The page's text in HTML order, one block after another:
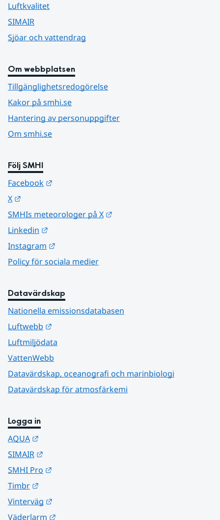
Luftkvalitet
SIMAIR
Sjöar och vattendrag
Om webbplatsen
Tillgänglighetsredogörelse
Kakor på smhi.se
Hantering av personuppgifter
Om smhi.se
Följ SMHI
Facebook
X
SMHIs meteorologer på X
Linkedin
Instagram
Policy för sociala medier
Datavärdskap
Nationella emissionsdatabasen
Luftwebb
Luftmiljödata
VattenWebb
Datavärdskap, oceanografi och marinbiologi
Datavärdskap för atmosfärkemi
Logga in
AQUA
SIMAIR
SMHI Pro
Timbr
Vinterväg
Väderlarm